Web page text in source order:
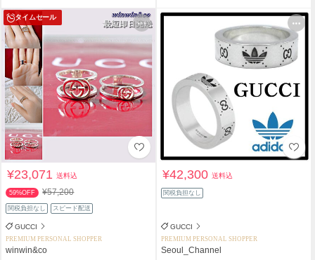
タイムセール
¥23,071送料込
59%OFF ¥57,200
関税負担なし スピード配送
GUCCI
PREMIUM PERSONAL SHOPPER
winwin&co
¥42,300送料込
関税負担なし
GUCCI
PREMIUM PERSONAL SHOPPER
Seoul_Channel